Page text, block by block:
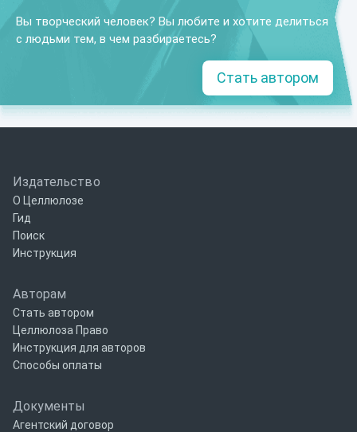
Вы творческий человек? Вы любите и хотите делиться
с людьми тем, в чем разбираетесь?
Стать автором
Издательство
О Целлюлозе
Гид
Поиск
Инструкция
Авторам
Стать автором
Целлюлоза Право
Инструкция для авторов
Способы оплаты
Документы
Агентский договор